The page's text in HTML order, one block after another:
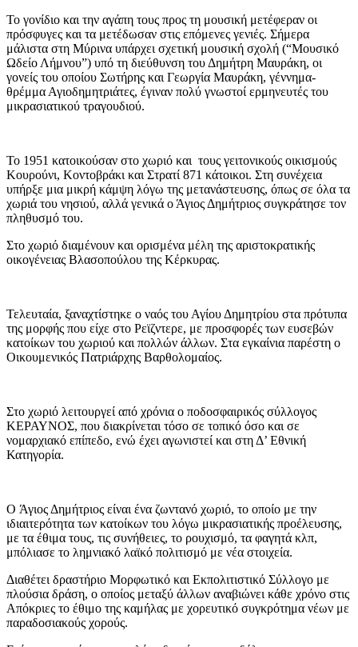
Το γονίδιο και την αγάπη τους προς τη μουσική μετέφεραν οι
πρόσφυγες και τα μετέδωσαν στις επόμενες γενιές. Σήμερα
μάλιστα στη Μύρινα υπάρχει σχετική μουσική σχολή (“Μουσικό
Ωδείο Λήμνου”) υπό τη διεύθυνση του Δημήτρη Μαυράκη, οι
γονείς του οποίου Σωτήρης και Γεωργία Μαυράκη, γέννημα-
θρέμμα Αγιοδημητριάτες, έγιναν πολύ γνωστοί ερμηνευτές του
μικρασιατικού τραγουδιού.
Το 1951 κατοικούσαν στο χωριό και τους γειτονικούς οικισμούς
Κουρούνι, Κοντοβράκι και Στρατί 871 κάτοικοι. Στη συνέχεια
υπήρξε μια μικρή κάμψη λόγω της μετανάστευσης, όπως σε όλα τα
χωριά του νησιού, αλλά γενικά ο Άγιος Δημήτριος συγκράτησε τον
πληθυσμό του.
Στο χωριό διαμένουν και ορισμένα μέλη της αριστοκρατικής
οικογένειας Βλασοπούλου της Κέρκυρας.
Τελευταία, ξαναχτίστηκε ο ναός του Αγίου Δημητρίου στα πρότυπα
της μορφής που είχε στο Ρεϊζντερε, με προσφορές των ευσεβών
κατοίκων του χωριού και πολλών άλλων. Στα εγκαίνια παρέστη ο
Οικουμενικός Πατριάρχης Βαρθολομαίος.
Στο χωριό λειτουργεί από χρόνια ο ποδοσφαιρικός σύλλογος
ΚΕΡΑΥΝΟΣ, που διακρίνεται τόσο σε τοπικό όσο και σε
νομαρχιακό επίπεδο, ενώ έχει αγωνιστεί και στη Δ’ Εθνική
Κατηγορία.
Ο Άγιος Δημήτριος είναι ένα ζωντανό χωριό, το οποίο με την
ιδιαιτερότητα των κατοίκων του λόγω μικρασιατικής προέλευσης,
με τα έθιμα τους, τις συνήθειες, το ρουχισμό, τα φαγητά κλπ,
μπόλιασε το λημνιακό λαϊκό πολιτισμό με νέα στοιχεία.
Διαθέτει δραστήριο Μορφωτικό και Εκπολιτιστικό Σύλλογο με
πλούσια δράση, ο οποίος μεταξύ άλλων αναβιώνει κάθε χρόνο στις
Απόκριες το έθιμο της καμήλας με χορευτικό συγκρότημα νέων με
παραδοσιακούς χορούς.